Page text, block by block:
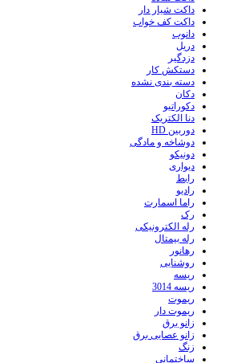
داکت شیار دار
داکت کف خواب
دانوب
دریل
دزدگیر
دستکش کار
دسته بندی نشده
دکان
دکوراتیو
دنا الکتریک
دوربین HD
دوشاخه و مادگی
دونیکو
دیواری
رابط
رادیو
راما اسمارت
رک
رله الکترونیکی
رله بیمتال
رهانور
روشنایی
ریسه
ریسه 3014
ریموت
ریموت دار
زانو برق
زانو عصایی برق
زنگ
ساختمانی